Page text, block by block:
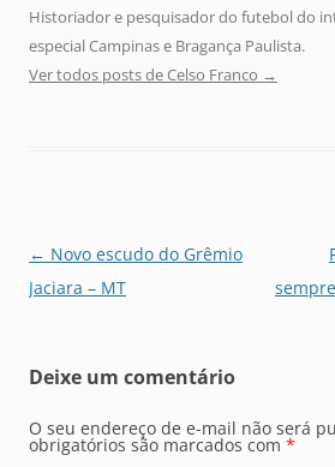
Historiador e pesquisador do futebol do
especial Campinas e Bragança Paulista.
Ver todos posts de Celso Franco →
Navegação
de
← Novo escudo do Grêmio
Jaciara – MT
Deixe um comentário
O seu endereço de e-mail não será
obrigatórios são marcados com *